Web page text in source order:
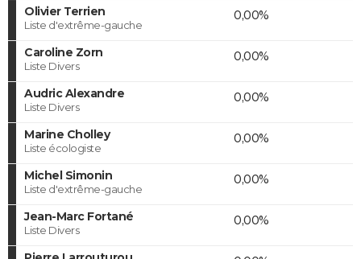
Olivier Terrien
Liste d'extrême-gauche
0,00%
Caroline Zorn
Liste Divers
0,00%
Audric Alexandre
Liste Divers
0,00%
Marine Cholley
Liste écologiste
0,00%
Michel Simonin
Liste d'extrême-gauche
0,00%
Jean-Marc Fortané
Liste Divers
0,00%